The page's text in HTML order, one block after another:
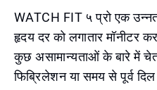
WATCH FIT ५ प्रो एक
हृदय दर को लगातार मॉनीटर
कुछ असामान्यताओं के बारे में
फिब्रिलेशन या समय से पूर्व